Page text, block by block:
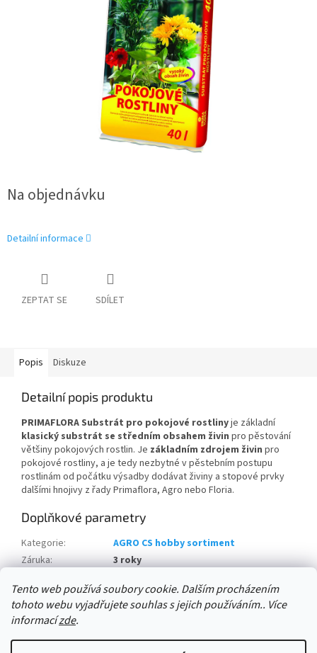
Tento web používá soubory cookie. Dalším procházením
tohoto webu vyjadřujete souhlas s jejich používáním.. Více
informacízde.
Na objednávku
Detailní informace
ZEPTAT SE SDÍLET
Popis Diskuze
Detailní popis produktu
PRIMAFLORA Substrát pro pokojové rostlinyje základní
klasický substrát se středním obsahem živin pro pěstování
většiny pokojových rostlin. Je základním zdrojem živin pro
pokojové rostliny, a je tedy nezbytné v pěstebním postupu
rostlinám od počátku výsadby dodávat živiny a stopové prvky
dalšími hnojivy z řady Primaflora, Agro nebo Floria.
Doplňkové parametry
Kategorie:
AGRO CS hobby sortiment
Záruka:
3 roky